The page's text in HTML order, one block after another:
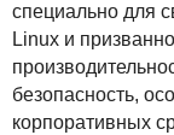
специально для
Linux и
безопасность,
корпоративных